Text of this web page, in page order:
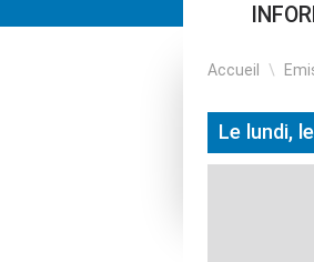
Accueil \
Le lundi,